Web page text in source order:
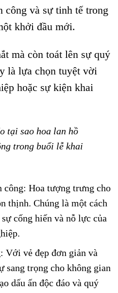
công và sự tinh tế trong
khởi đầu mới.
mà còn toát lên sự quý
là lựa chọn tuyệt vời
hoặc sự kiện khai
tại sao hoa lan hồ
trong buổi lễ khai
công: Hoa tượng trưng cho
thịnh. Chúng là một cách
cống hiến và nỗ lực của
Với vẻ đẹp đơn giản và
sang trọng cho không gian
dấu ấn độc đáo và quý